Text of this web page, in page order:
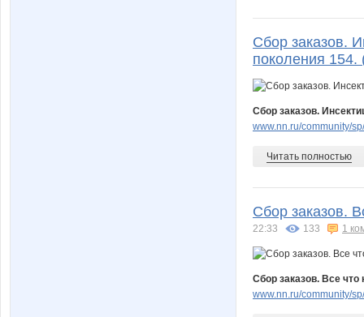
Сбор заказов.
поколения 154.
Сбор заказов.
www.nn.ru/community/
Читать полностью
Сбор заказов.
22:33 133 1
Сбор заказов. Все что
www.nn.ru/community/